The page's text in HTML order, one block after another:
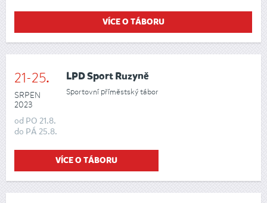
VÍCE O TÁBORU
21-25.
SRPEN
2023
od PO 21.8.
do PÁ 25.8.
LPD Sport Ruzyně
Sportovní příměstský tábor
VÍCE O TÁBORU